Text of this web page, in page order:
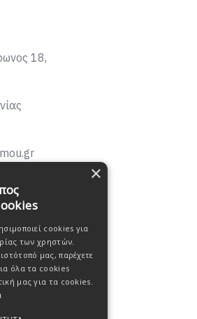
18,
×
cookies για
των χρηστών.
μας, παρέχετε
όλα τα cookies
μας για τα cookies.